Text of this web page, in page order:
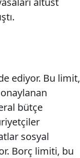
ediyor. Bu limit,
bütçe
sosyal
Borç limiti, bu